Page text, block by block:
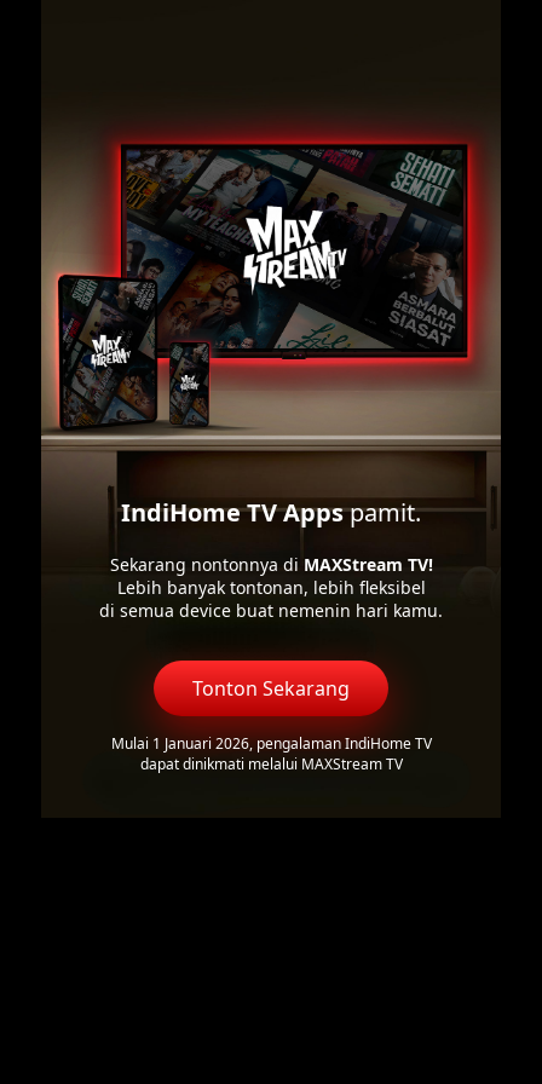
IndiHome TV Appspamit.
Sekarang nontonnya di MAXStream TV!
Lebih banyak tontonan, lebih fleksibel
di semua device buat nemenin hari kamu.
Tonton Sekarang
Mulai 1 Januari 2026, pengalaman IndiHome TV
dapat dinikmati melalui MAXStream TV